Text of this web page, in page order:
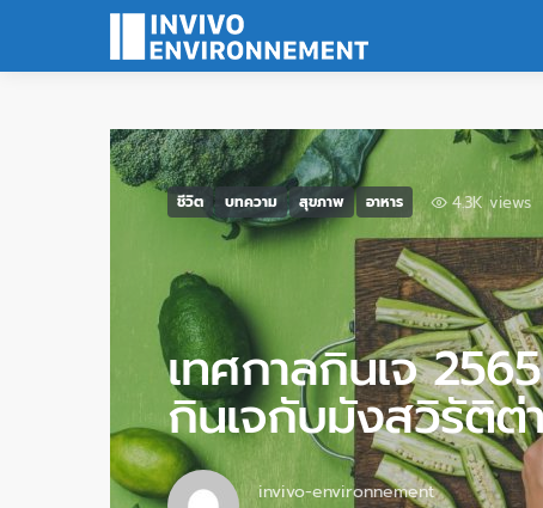
ชีวิต บทความ สุขภาพ อาหาร 4.3K views
เทศกาลกินเจ
กินเจกับมังสวิรัติต่
invivo-environnement